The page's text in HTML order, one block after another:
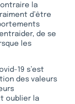
la
d’être
de se
les
19 s’est
des valeurs
oublier la